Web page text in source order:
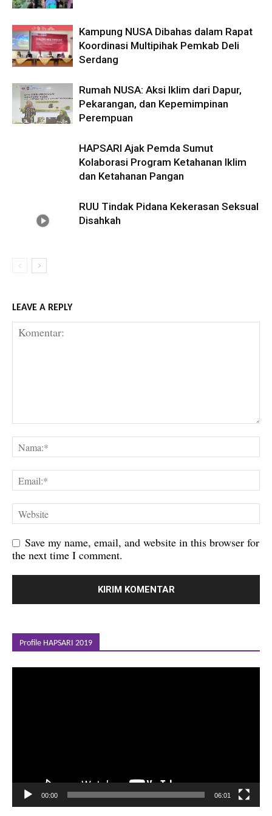
Kampung NUSA Dibahas dalam Rapat
Koordinasi Multipihak Pemkab Deli
Serdang
Rumah NUSA: Aksi Iklim dari Dapur,
Pekarangan, dan Kepemimpinan
Perempuan
HAPSARI Ajak Pemda Sumut
Kolaborasi Program Ketahanan Iklim
dan Ketahanan Pangan
RUU Tindak Pidana Kekerasan Seksual
Disahkah
LEAVE A REPLY
Save my name, email, and website in this browser for
the next time I comment.
Profile HAPSARI 2019
00:00 06:01